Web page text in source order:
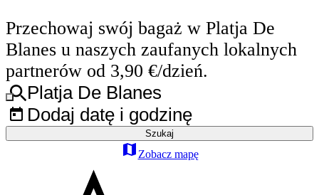
Przechowaj swój bagaż w Platja De
Blanes u naszych zaufanych lokalnych
partnerów od 3,90 €/dzień.
Platja De Blanes
Dodaj datę i godzinę
Szukaj
Zobacz mapę